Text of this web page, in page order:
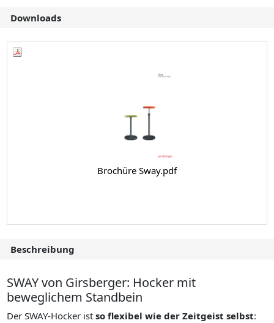
Downloads
Brochüre Sway.pdf
Beschreibung
SWAY von Girsberger: Hocker mit
beweglichem Standbein
Der SWAY-Hocker istso flexibel wie der Zeitgeist selbst: